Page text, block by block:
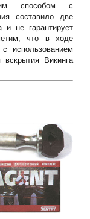
способом с
составило две
и не гарантирует
что в ходе
использованием
Викинга